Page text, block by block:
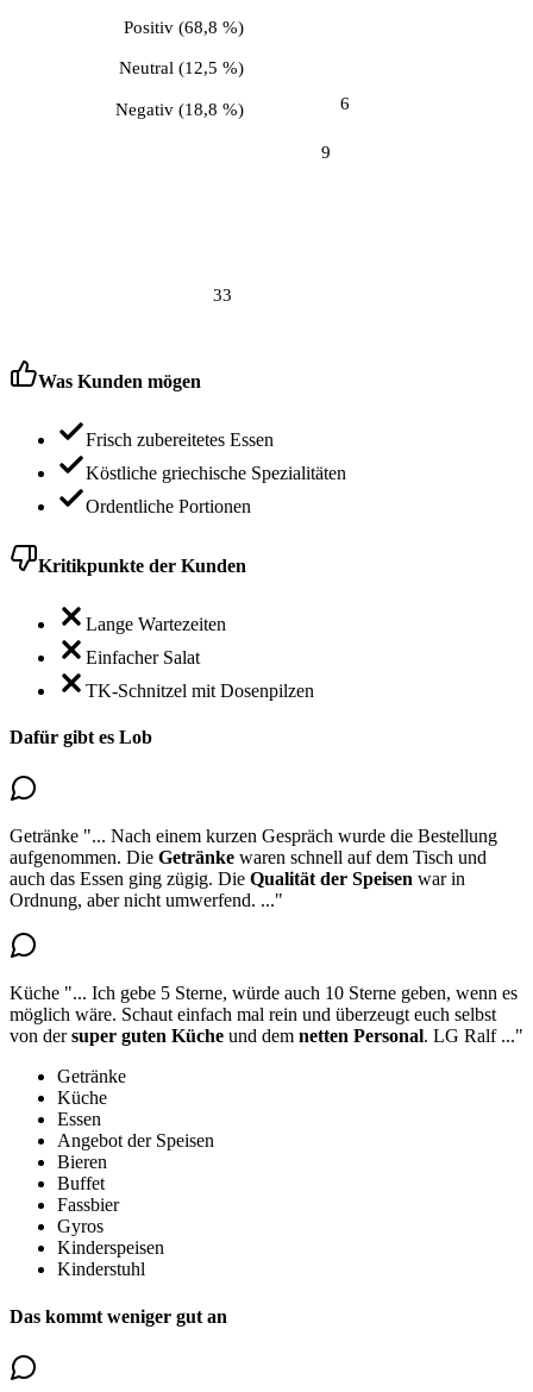
9
Negativ(18,8 %) 6
Neutral (12,5 %)
33
Positiv(68,8 %)
Was Kunden mögen
Frisch zubereitetes Essen
Köstliche griechische Spezialitäten
Ordentliche Portionen
Kritikpunkte der Kunden
Lange Wartezeiten
Einfacher Salat
TK-Schnitzel mit Dosenpilzen
Dafür gibt es Lob
Getränke "... Nach einem kurzen Gespräch wurde die Bestellung
aufgenommen. Die Getränke waren schnell auf dem Tisch und
auch das Essen ging zügig. Die Qualität der Speisen war in
Ordnung, aber nicht umwerfend. ..."
Küche "... Ich gebe 5 Sterne, würde auch 10 Sterne geben, wenn es
möglich wäre. Schaut einfach mal rein und überzeugt euch selbst
von dersuper guten Küche und dem netten Personal. LG Ralf..."
Getränke
Küche
Essen
Angebot der Speisen
Bieren
Buffet
Fassbier
Gyros
Kinderspeisen
Kinderstuhl
Das kommt weniger gut an